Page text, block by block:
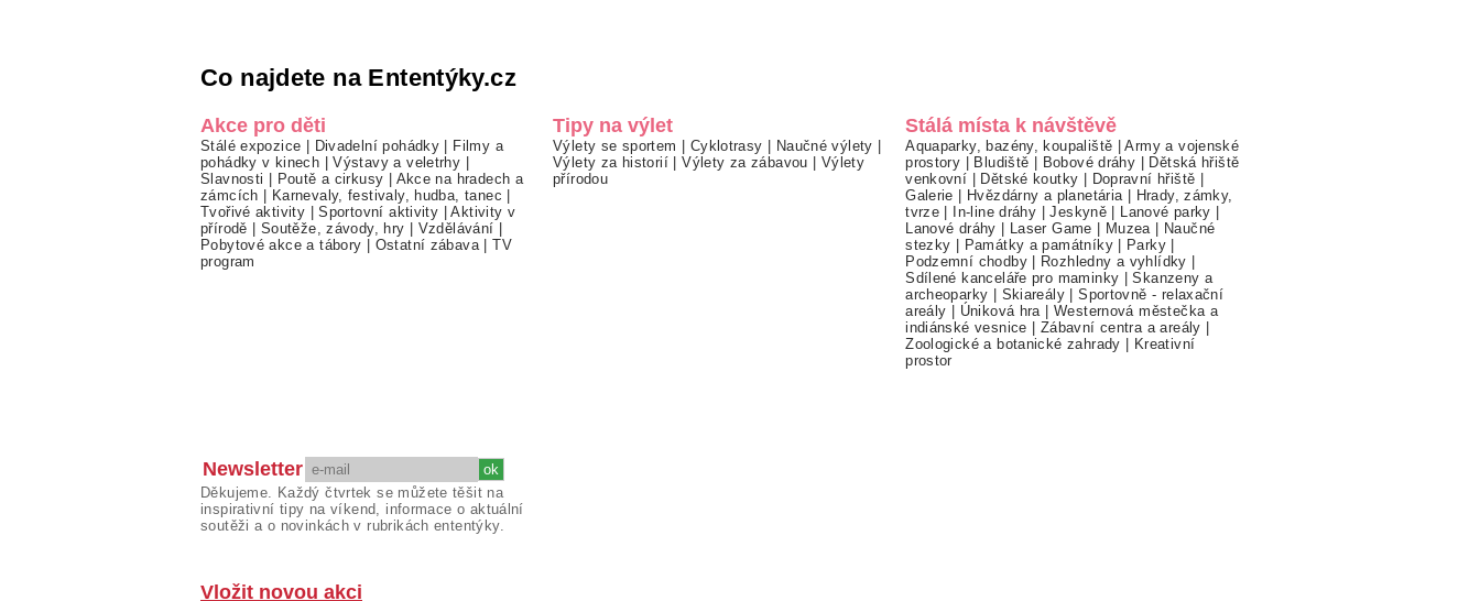
Co najdete na Ententýky.cz
Akce pro děti
Stálé expozice Divadelní pohádky
Filmy a
pohádky v kinech |Výstavy a veletrhy
Slavnosti
Poutě a cirkusy
Akce na hradech a
zámcích
Karnevaly, festivaly, hudba, tanec
Tvořivé aktivity |Sportovní aktivity |Aktivity v
přírodě
Soutěže, závody, hry Vzdělávání
Pobytové akce a tábory
Ostatní zábava|TV
program
Tipy na výlet
Výlety se sportem Cyklotrasy Naučné výlety
Výlety za historií |Výlety za zábavou
Výlety
přírodou
Stálá místa k návštěvě
Aquaparky, bazény, koupaliště |Army a vojenské
prostory
Bludiště Bobové dráhy
Dětská hřiště
venkovní
Dětské koutky Dopravní hřiště
Galerie
Hvězdárny a planetária|
Hrady, zámky,
tvrze
In-line dráhy |Jeskyně Lanové parky
Lanové dráhy
Laser Game Muzea|
Naučné
stezky
Památky a památníky| Parky
Podzemní chodby| Rozhledny a vyhlídky
Sdílené kanceláře pro maminky |Skanzeny a
archeoparky
Skiareály |Sportovně - relaxační
areály
Úniková hra|Westernová městečka a
indiánské vesnice
Zábavní centra a areály
Zoologické a botanické zahrady
Kreativní
prostor
Newsletter
Děkujeme. Každý čtvrtek se můžete těšit na
inspirativní tipy na víkend, informace o aktuální
soutěži a o novinkách v rubrikách ententýky.
Vložit novou akci